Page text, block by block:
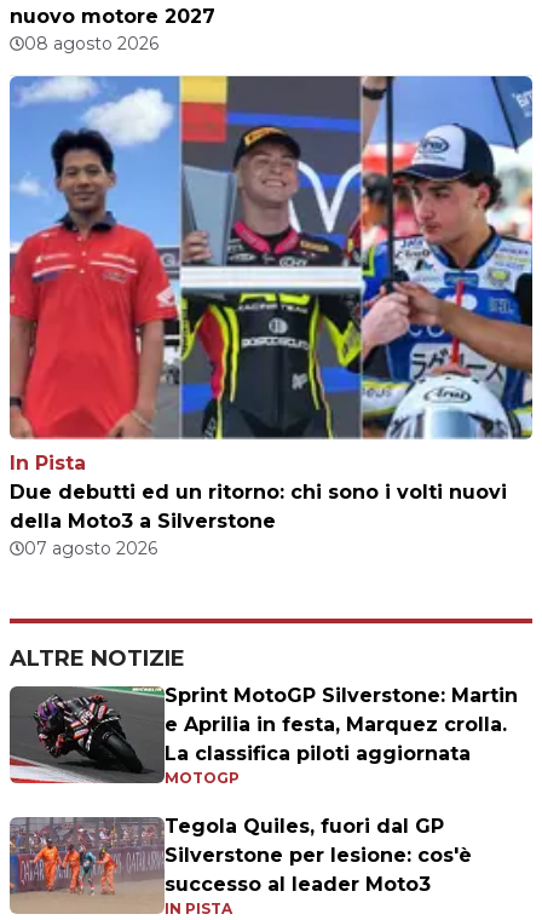
nuovo motore 2027
08 agosto 2026
In Pista
Due debutti ed un ritorno: chi sono i volti nuovi
della Moto3 a Silverstone
07 agosto 2026
ALTRE NOTIZIE
Sprint MotoGP Silverstone: Martin
e Aprilia in festa, Marquez crolla.
La classifica piloti aggiornata
MOTOGP
Tegola Quiles, fuori dal GP
Silverstone per lesione: cos'è
successo al leader Moto3
IN PISTA